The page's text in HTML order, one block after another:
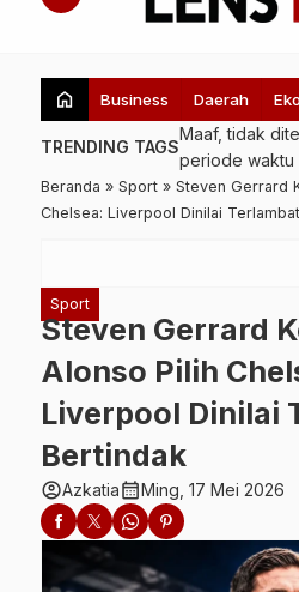
home Business Daerah
TRENDING TAGS
Maaf, tidak
periode waktu
Beranda » Sport » Steven Gerrard
Chelsea: Liverpool Dinilai
Sport
Steven Gerrard
Alonso Pilih
Liverpool Dinilai
Bertindak
account_circleAzkatiacalendar_monthMing, 17 Mei 2026